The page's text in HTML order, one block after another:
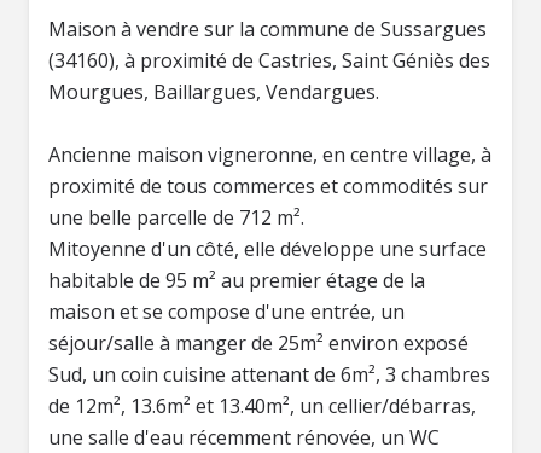
Maison à vendre sur la commune de Sussargues
(34160), à proximité de Castries, Saint Géniès des
Mourgues, Baillargues, Vendargues.
Ancienne maison vigneronne, en centre village, à
proximité de tous commerces et commodités sur
une belle parcelle de 712 m².
Mitoyenne d'un côté, elle développe une surface
habitable de 95 m² au premier étage de la
maison et se compose d'une entrée, un
séjour/salle à manger de 25m² environ exposé
Sud, un coin cuisine attenant de 6m², 3 chambres
de 12m², 13.6m² et 13.40m², un cellier/débarras,
une salle d'eau récemment rénovée, un WC